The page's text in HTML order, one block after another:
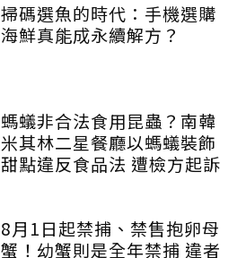
掃碼選魚的時代：手機選購
海鮮真能成永續解方？
螞蟻非合法食用昆蟲？南韓
米其林二星餐廳以螞蟻裝飾
甜點違反食品法 遭檢方起訴
8月1日起禁捕、禁售抱卵母
蟹！幼蟹則是全年禁捕 違者